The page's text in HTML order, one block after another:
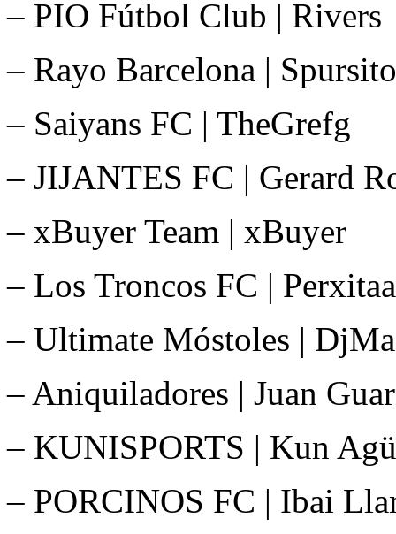
– PIO Fútbol Club | Rivers
– Rayo Barcelona | Spursito
– Saiyans FC | TheGrefg
– JIJANTES FC | Gerard
– xBuyer Team | xBuyer
– Los Troncos FC | Perxitaa
– Ultimate Móstoles |
– Aniquiladores | Juan
– KUNISPORTS | Kun
– PORCINOS FC | Ibai